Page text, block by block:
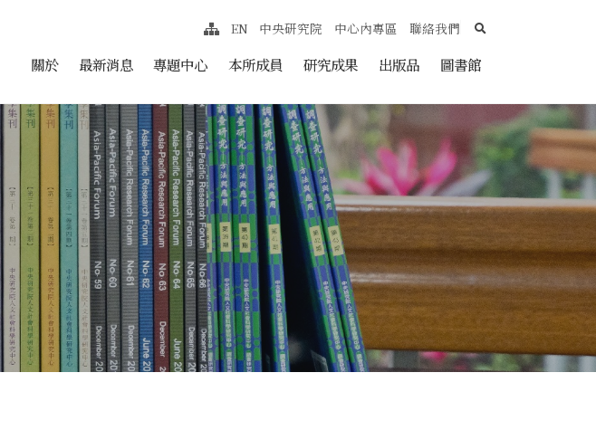
跳至中央區塊/Main Content
關於 最新消息 專題中心 本所成員 研究成果 出版品 圖書館
網站導覽
EN 中央研究院 中心內專區 聯絡我們 search